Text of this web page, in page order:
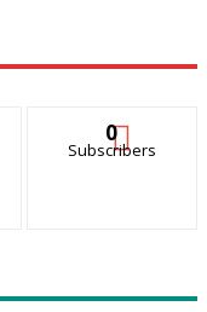
0
Subscribers